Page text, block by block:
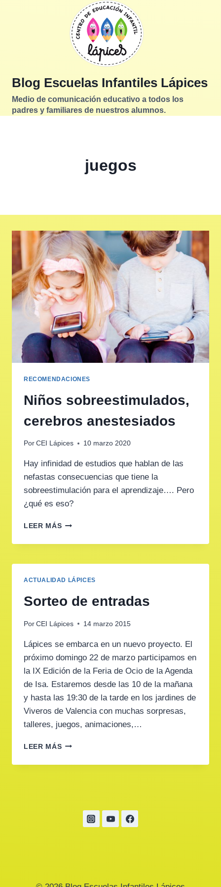
Blog Escuelas Infantiles Lápices
Medio de comunicación educativo a todos los
padres y familiares de nuestros alumnos.
juegos
RECOMENDACIONES
Niños sobreestimulados,
cerebros anestesiados
Por CEI Lápices 10 marzo 2020
Hay infinidad de estudios que hablan de las
nefastas consecuencias que tiene la
sobreestimulación para el aprendizaje…. Pero
¿qué es eso?
LEER MÁSNIÑOS
CEREBROS
ACTUALIDAD LÁPICES
Sorteo de entradas
Por CEI Lápices 14 marzo 2015
Lápices se embarca en un nuevo proyecto. El
próximo domingo 22 de marzo participamos en
la IX Edición de la Feria de Ocio de la Agenda
de Isa. Estaremos desde las 10 de la mañana
y hasta las 19:30 de la tarde en los jardines de
Viveros de Valencia con muchas sorpresas,
talleres, juegos, animaciones,…
LEER MÁSSORTEO
ENTRADAS